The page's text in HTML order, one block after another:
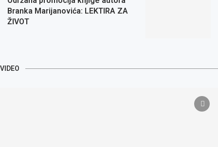
Branka Marijanovića: LEKTIRA ZA
ŽIVOT
VIDEO